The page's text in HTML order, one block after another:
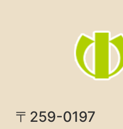
〒259-0197